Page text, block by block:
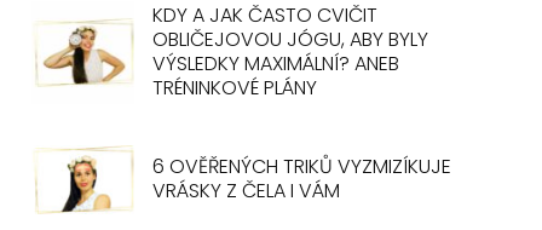
KDY A JAK ČASTO CVIČIT
OBLIČEJOVOU JÓGU, ABY BYLY
VÝSLEDKY MAXIMÁLNÍ? ANEB
TRÉNINKOVÉ PLÁNY
6 OVĚŘENÝCH TRIKŮ VYZMIZÍKUJE
VRÁSKY Z ČELA I VÁM